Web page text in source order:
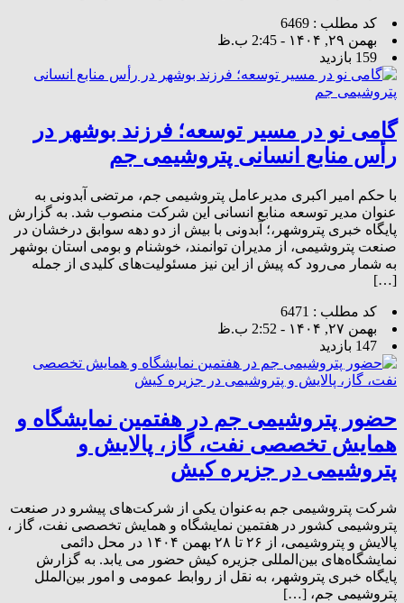
کد مطلب : 6469
بهمن ۲۹, ۱۴۰۴ - 2:45 ب.ظ
159 بازدید
گامی نو در مسیر توسعه؛ فرزند بوشهر در
رأس منابع انسانی پتروشیمی جم
با حکم امیر اکبری مدیرعامل پتروشیمی جم، مرتضی آبدونی به
عنوان مدیر توسعه منابع انسانی این شرکت منصوب شد. به گزارش
پایگاه خبری پتروشهر،؛ آبدونی با بیش از دو دهه سوابق درخشان در
صنعت پتروشیمی، از مدیران توانمند، خوشنام و بومی استان بوشهر
به شمار می‌رود که پیش از این نیز مسئولیت‌های کلیدی از جمله
[…]
کد مطلب : 6471
بهمن ۲۷, ۱۴۰۴ - 2:52 ب.ظ
147 بازدید
حضور پتروشیمی جم در هفتمین نمایشگاه و
همایش تخصصی نفت، گاز، پالایش و
پتروشیمی در جزیره کیش
شرکت پتروشیمی جم به‌عنوان یکی از شرکت‌های پیشرو در صنعت
پتروشیمی کشور در هفتمین نمایشگاه و همایش تخصصی نفت، گاز ،
پالایش و پتروشیمی، از ۲۶ تا ۲۸ بهمن ۱۴۰۴ در محل دائمی
نمایشگاه‌های بین‌المللی جزیره کیش حضور می یابد. به گزارش
پایگاه خبری پتروشهر، به نقل از روابط عمومی و امور بین‌الملل
پتروشیمی جم، […]